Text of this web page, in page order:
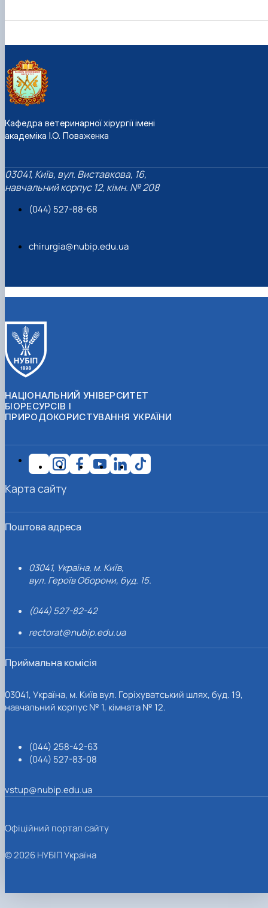
Кафедра ветеринарної хірургії імені
академіка І.О. Поваженка
03041, Київ, вул. Виставкова, 16,
навчальний корпус 12, кімн. № 208
(044) 527-88-68
chirurgia@nubip.edu.ua
НАЦІОНАЛЬНИЙ УНІВЕРСИТЕТ
БІОРЕСУРСІВ І
ПРИРОДОКОРИСТУВАННЯ УКРАЇНИ
Поштова адреса
03041, Україна, м. Київ,
вул. Героїв Оборони, буд. 15.
(044) 527-82-42
rectorat@nubip.edu.ua
Приймальна комісія
03041, Україна, м. Київ вул. Горіхуватський шлях, буд. 19,
навчальний корпус № 1, кімната № 12.
(044) 258-42-63
(044) 527-83-08
vstup@nubip.edu.ua
Карта сайту
Офіційний портал сайту
© 2026 НУБІП Україна